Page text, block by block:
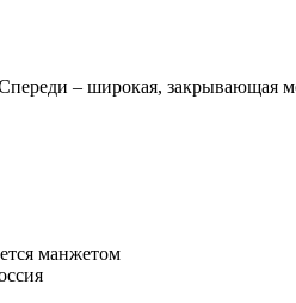
– широкая,
манжетом